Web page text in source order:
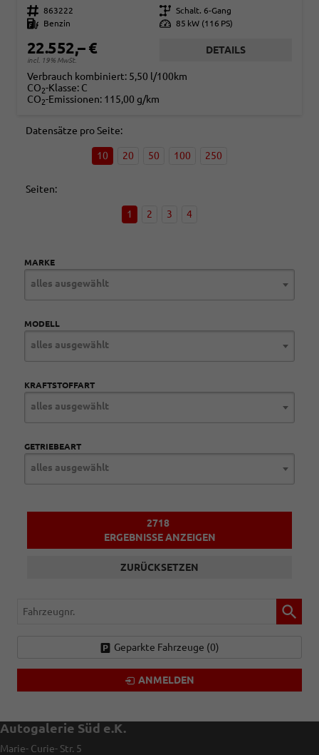
Fahrzeugnr. 863222 Getriebe Schalt. 6-Gang
Kraftstoff
Benzin Leistung 85 kW (116 PS)
22.552,– €
incl. 19% MwSt.
DETAILS
Verbrauch kombiniert: 5,50 l/100km
CO2-Klasse: C
CO2-Emissionen: 115,00 g/km
Datensätze pro Seite:
10 20 50 100 250
Seiten:
1 2 3 4
MARKE
alles ausgewählt
MODELL
alles ausgewählt
KRAFTSTOFFART
alles ausgewählt
GETRIEBEART
alles ausgewählt
2718
ERGEBNISSE ANZEIGEN
ZURÜCKSETZEN
Fahrzeugnr.
Geparkte Fahrzeuge (0)
ANMELDEN
Autogalerie Süd e.K.
Marie- Curie- Str. 5